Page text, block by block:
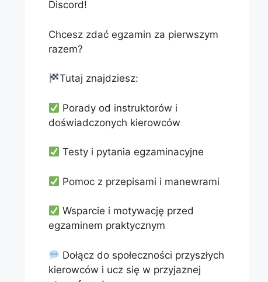
Discord!
Chcesz zdać egzamin za pierwszym
razem?
Tutaj znajdziesz:
Porady od instruktorów i
doświadczonych kierowców
Testy i pytania egzaminacyjne
Pomoc z przepisami i manewrami
Wsparcie i motywację przed
egzaminem praktycznym
Dołącz do społeczności przyszłych
kierowców i ucz się w przyjaznej